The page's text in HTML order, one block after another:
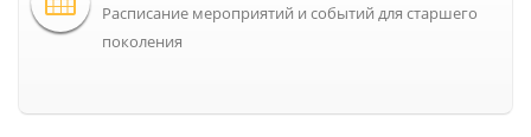
Расписание мероприятий и событий для старшего
поколения